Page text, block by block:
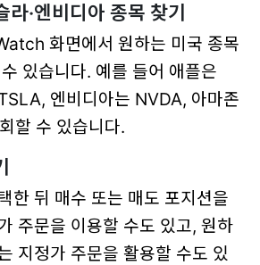
·엔비디아 종목 찾기
화면에서 원하는 미국 종목
있습니다. 예를 들어 애플은
엔비디아는 NVDA, 아마존
할 수 있습니다.
한 뒤 매수 또는 매도 포지션을
주문을 이용할 수도 있고, 원하
지정가 주문을 활용할 수도 있